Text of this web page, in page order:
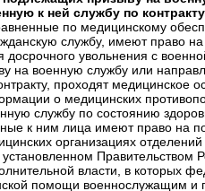
к ней службу по
по медицинскому
службу, имеют право
досрочного увольнения с
на военную службу или
проходят медицинское
о медицинских
службу по состоянию
к ним лица имеют право на
организациях
Правительством
власти, в которых
помощи военнослужащим и